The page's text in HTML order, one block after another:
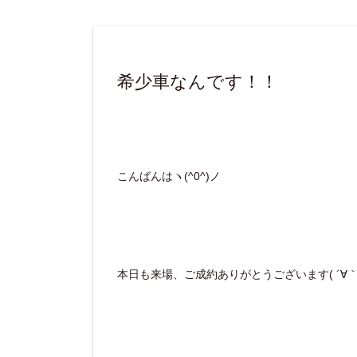
希少車なんです！！
こんばんはヽ(^0^)ノ
本日も来場、ご成約ありがとうございます( ´∀